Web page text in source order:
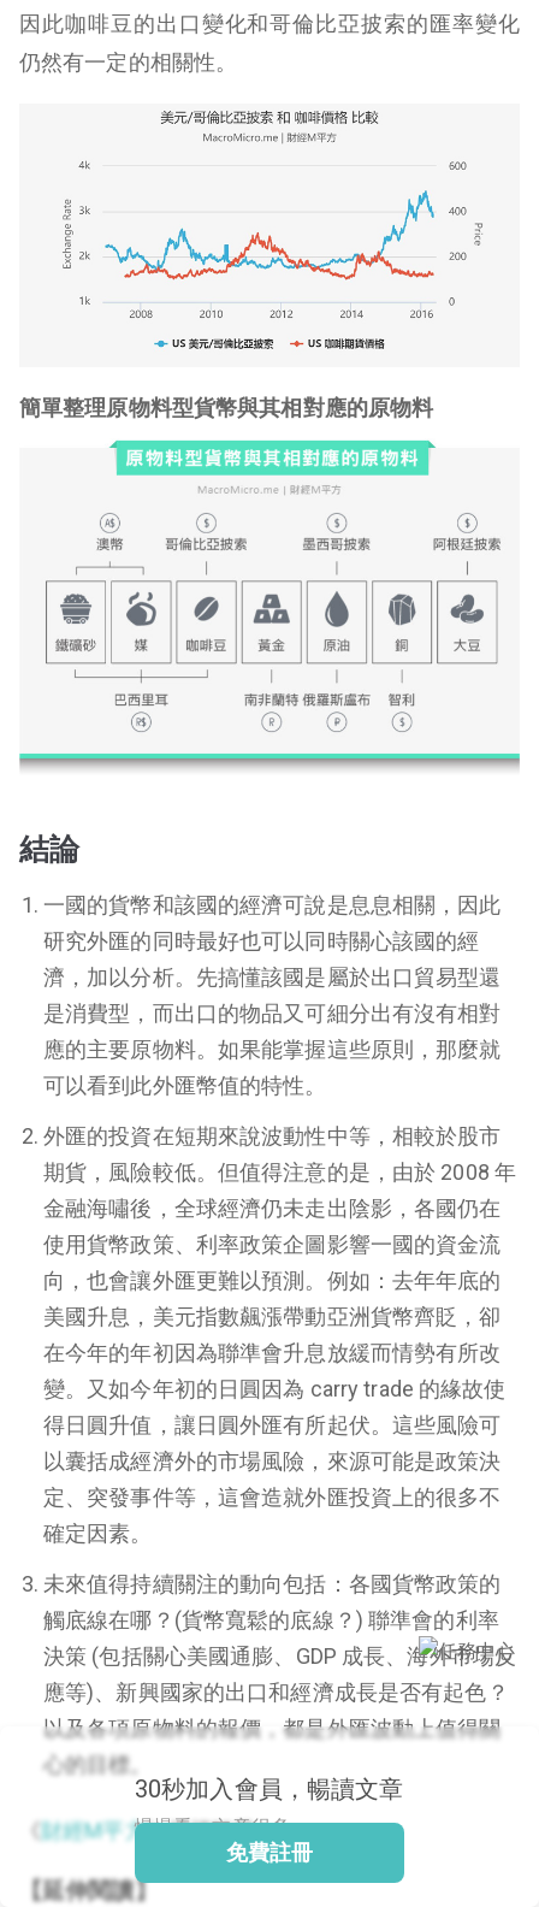
因此咖啡豆的出口變化和哥倫比亞披索的匯率變化
仍然有一定的相關性。
簡單整理原物料型貨幣與其相對應的原物料
結論
一國的貨幣和該國的經濟可說是息息相關，因此
研究外匯的同時最好也可以同時關心該國的經
濟，加以分析。先搞懂該國是屬於出口貿易型還
是消費型，而出口的物品又可細分出有沒有相對
應的主要原物料。如果能掌握這些原則，那麼就
可以看到此外匯幣值的特性。
外匯的投資在短期來說波動性中等，相較於股市
期貨，風險較低。但值得注意的是，由於 2008 年
金融海嘯後，全球經濟仍未走出陰影，各國仍在
使用貨幣政策、利率政策企圖影響一國的資金流
向，也會讓外匯更難以預測。例如：去年年底的
美國升息，美元指數飆漲帶動亞洲貨幣齊貶，卻
在今年的年初因為聯準會升息放緩而情勢有所改
變。又如今年初的日圓因為 carry trade 的緣故使
得日圓升值，讓日圓外匯有所起伏。這些風險可
以囊括成經濟外的市場風險，來源可能是政策決
定、突發事件等，這會造就外匯投資上的很多不
確定因素。
未來值得持續關注的動向包括：各國貨幣政策的
觸底線在哪？(貨幣寬鬆的底線？) 聯準會的利率
決策 (包括關心美國通膨、GDP 成長、海外市場反
應等)、新興國家的出口和經濟成長是否有起色？
以及各項原物料的報價，都是外匯波動上值得關
心的目標。
財經M平方》授權轉載
【延伸閱讀】
30秒加入會員，暢讀文章
慢慢看，文章很多
免費註冊
閱讀文章，天天賺
獎勵
出國就缺這咖？股
感會員免費帶回
登記抽北歐小刺蝟 20
更多任務